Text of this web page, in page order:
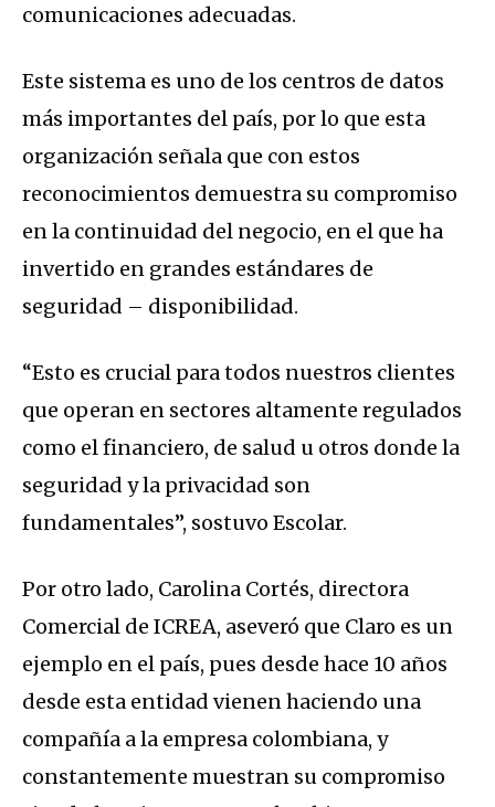
comunicaciones adecuadas.
Este sistema es uno de los centros de datos
más importantes del país, por lo que esta
organización señala que con estos
reconocimientos demuestra su compromiso
en la continuidad del negocio, en el que ha
invertido en grandes estándares de
seguridad – disponibilidad.
“Esto es crucial para todos nuestros clientes
que operan en sectores altamente regulados
como el financiero, de salud u otros donde la
seguridad y la privacidad son
fundamentales”, sostuvo Escolar.
Por otro lado, Carolina Cortés, directora
Comercial de ICREA, aseveró que Claro es un
ejemplo en el país, pues desde hace 10 años
desde esta entidad vienen haciendo una
compañía a la empresa colombiana, y
constantemente muestran su compromiso